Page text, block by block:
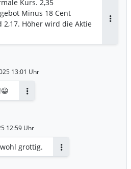
Kurs. 2,35
Minus 18 Cent
2,17. Höher wird die Aktie
13:01 Uhr
12:59 Uhr
grottig.